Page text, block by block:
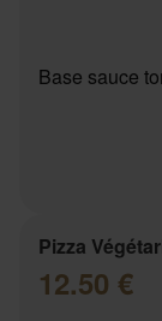
Base sauce
Pizza
12.50 €